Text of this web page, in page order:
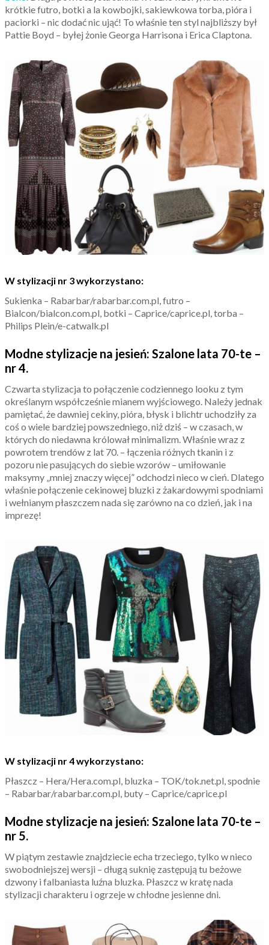
krótkie futro, botki a la kowbojki, sakiewkowa torba, pióra i
paciorki – nic dodać nic ująć! To właśnie ten styl najbliższy był
Pattie Boyd – byłej żonie Georga Harrisona i Erica Claptona.
W stylizacji nr 3 wykorzystano:
Sukienka – Rabarbar/rabarbar.com.pl, futro –
Bialcon/bialcon.com.pl, botki – Caprice/caprice.pl, torba –
Philips Plein/e-catwalk.pl
Modne stylizacje na jesień: Szalone lata 70-te –
nr 4.
Czwarta stylizacja to połączenie codziennego looku z tym
określanym współcześnie mianem wyjściowego. Należy jednak
pamiętać, że dawniej cekiny, pióra, błysk i blichtr uchodziły za
coś o wiele bardziej powszedniego, niż dziś – w czasach, w
których do niedawna królował minimalizm. Właśnie wraz z
powrotem trendów z lat 70. – łączenia różnych tkanin i z
pozoru nie pasujących do siebie wzorów – umiłowanie
maksymy „mniej znaczy więcej” odchodzi nieco w cień. Dlatego
właśnie połączenie cekinowej bluzki z żakardowymi spodniami
i wełnianym płaszczem nada się zarówno na co dzień, jak i na
imprezę!
W stylizacji nr 4 wykorzystano:
Płaszcz – Hera/Hera.com.pl, bluzka – TOK/tok.net.pl, spodnie
– Rabarbar/rabarbar.com.pl, buty – Caprice/caprice.pl
Modne stylizacje na jesień: Szalone lata 70-te –
nr 5.
W piątym zestawie znajdziecie echa trzeciego, tylko w nieco
swobodniejszej wersji – długą suknię zastępują tu beżowe
dzwony i falbaniasta luźna bluzka. Płaszcz w kratę nada
stylizacji charakteru i ogrzeje w chłodne jesienne dni.